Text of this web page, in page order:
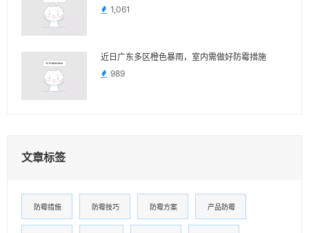
1,061
近日广东多区橙色暴雨，室内需做好防霉措施
989
文章标签
防霉措施 防霉技巧 防霉方案 产品防霉